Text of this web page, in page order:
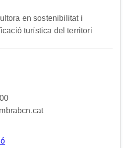
en sostenibilitat i
turística del territori